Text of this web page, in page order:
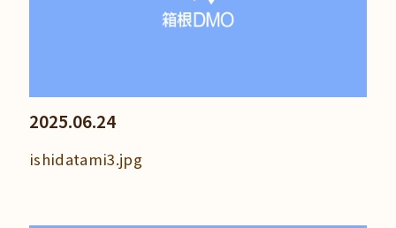
2025.06.24
ishidatami3.jpg